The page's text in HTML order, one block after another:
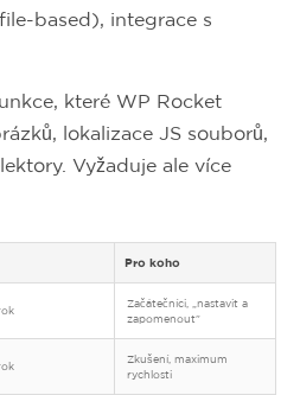
based), integrace s
které WP Rocket
lokalizace JS souborů,
Vyžaduje ale více
Pro koho
Začátečníci, „nastavit a
zapomenout"
Zkušení, maximum
rychlosti